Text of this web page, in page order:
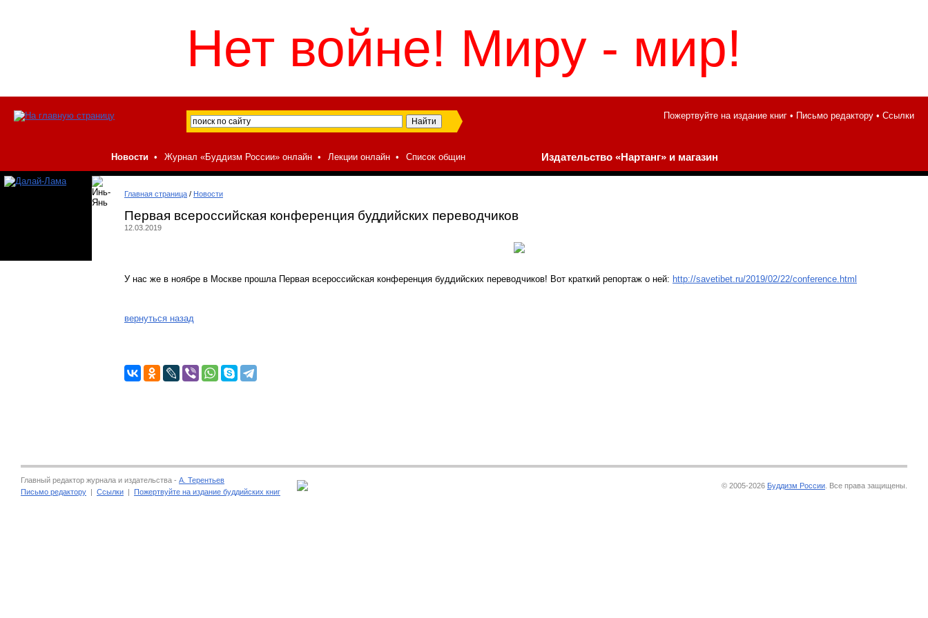
Пожертвуйте на издание книг • Письмо редактору • Ссылки
Новости • Журнал «Буддизм России» онлайн • Лекции онлайн • Список общин Издательство «Нартанг» и магазин
Нет войне! Миру - мир!
Главная страница / Новости
Первая всероссийская конференция буддийских переводчиков
12.03.2019
У нас же в ноябре в Москве прошла Первая всероссийская конференция буддийских переводчиков! Вот краткий репортаж о ней: http://savetibet.ru/2019/02/22/conference.html
вернуться назад
Главный редактор журнала и издательства - А. Терентьев
Письмо редактору | Ссылки | Пожертвуйте на издание буддийских книг
© 2005-2026 Буддизм России . Все права защищены.